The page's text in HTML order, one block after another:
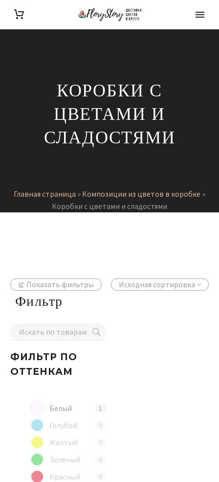
КОРОБКИ С
ЦВЕТАМИ И
СЛАДОСТЯМИ
Главная страница » Композиции из цветов в коробке »
Коробки с цветами и сладостями
Показать фильтры
Фильтр
ФИЛЬТР ПО
ОТТЕНКАМ
Белый 1
Голубой 0
Желтый 0
Зеленый 0
Красный 0
Исходная сортировка